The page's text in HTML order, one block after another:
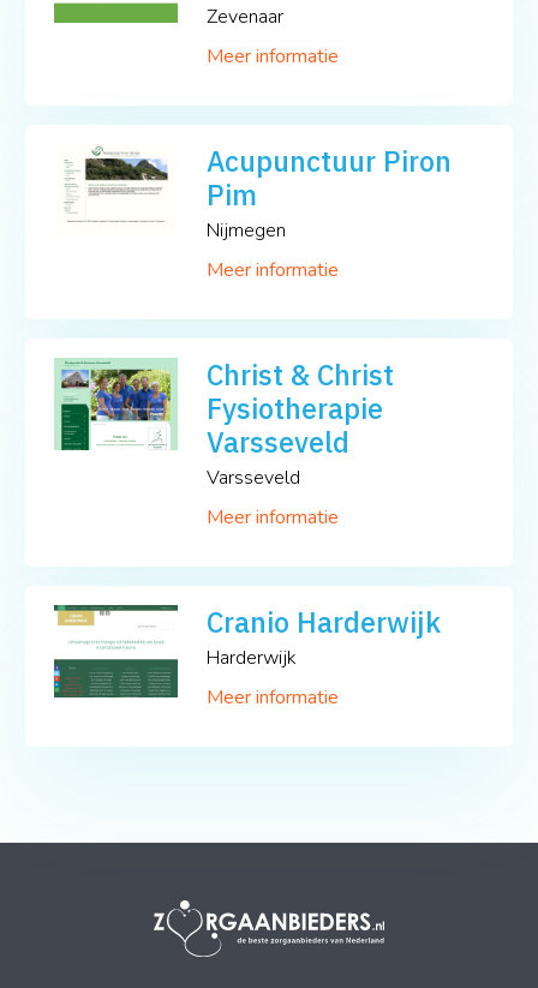
Zevenaar
Meer informatie
Acupunctuur Piron
Pim
Nijmegen
Meer informatie
Christ & Christ
Fysiotherapie
Varsseveld
Varsseveld
Meer informatie
Cranio Harderwijk
Harderwijk
Meer informatie